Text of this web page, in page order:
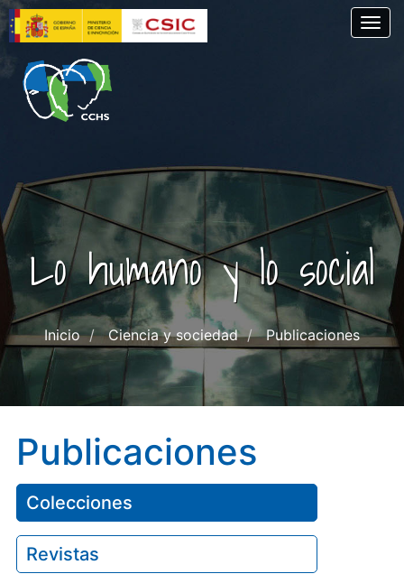
Pasar
al
contenido
principal
Lo humano y lo social
Inicio Ciencia y sociedad Publicaciones
Publicaciones
Colecciones
Revistas